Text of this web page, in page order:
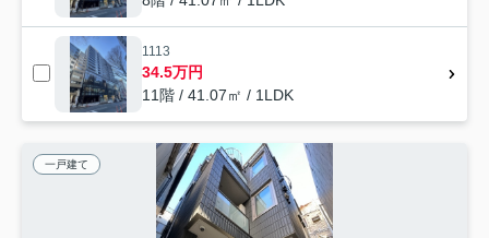
1113
34.5万円
11階 / 41.07㎡ / 1LDK
一戸建て